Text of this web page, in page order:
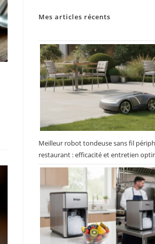
Mes articles récents
Meilleur robot tondeuse sans fil
restaurant : efficacité et entretien